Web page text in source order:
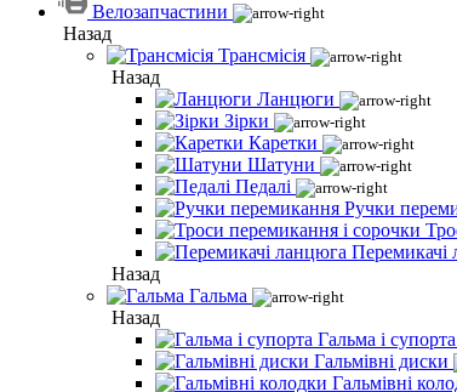
Велозапчастини
Назад
Трансмісія
Назад
Ланцюги
Зірки
Каретки
Шатуни
Педалі
Ручки
Перемикачі
Назад
Гальма
Назад
Гальма і супорта
Гальмівні диски
Гальмівні